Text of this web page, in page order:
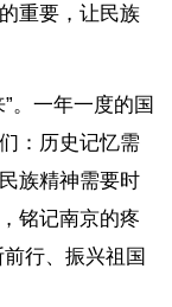
重要，让民族
。一年一度的国
：历史记忆需
族精神需要时
铭记南京的疼
行、振兴祖国